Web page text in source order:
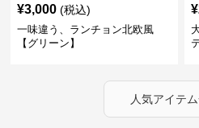
¥3,000 (税込)
一味違う、ランチョン北欧風
【グリーン】
¥
人気アイテ